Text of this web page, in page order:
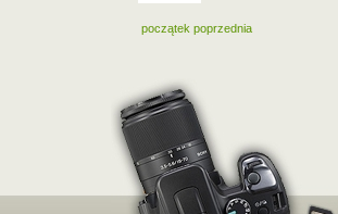
początek poprzednia